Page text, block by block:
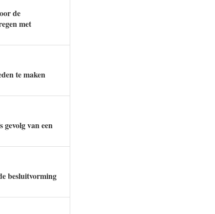
de
met
te maken
gevolg van een
besluitvorming